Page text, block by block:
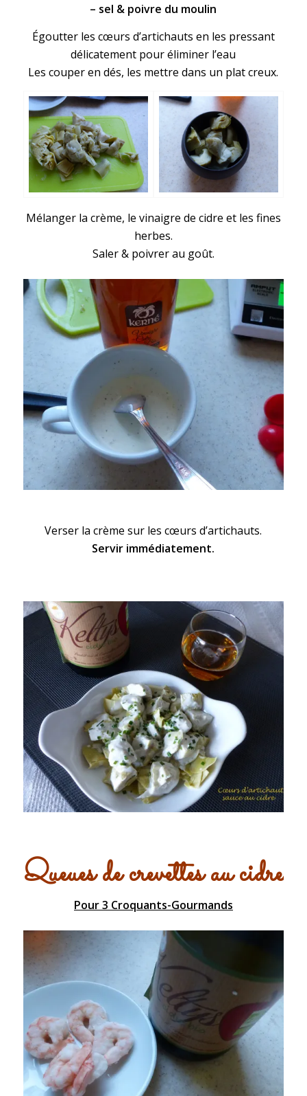
– sel & poivre du moulin
Égoutter les cœurs d’artichauts en les pressant
délicatement pour éliminer l’eau
Les couper en dés, les mettre dans un plat creux.
Mélanger la crème, le vinaigre de cidre et les fines
herbes.
Saler & poivrer au goût.
Verser la crème sur les cœurs d’artichauts.
Servir immédiatement.
Queues de crevettes au cidre
Pour 3 Croquants-Gourmands